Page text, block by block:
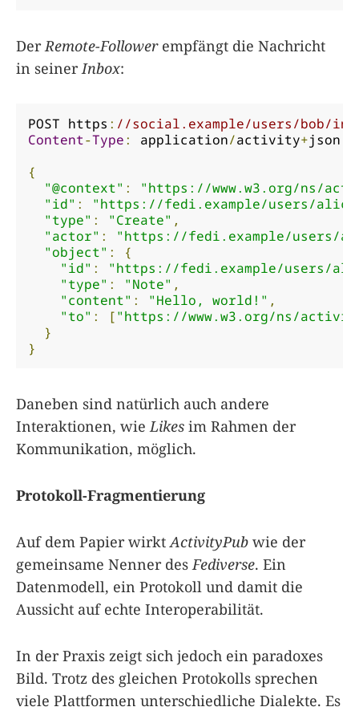
Der Remote-Followerempfängt die Nachricht
in seiner Inbox:
POST https : //social.example/users/bob/
Content-Type: application/activity+json
{
"@context" :
"https://www.w3.org/ns/
"id" :
"https://fedi.example/users/
"type" : "Create" ,
"actor" :
"https://fedi.example/users/
"object" :
{
"id" :
"https://fedi.example/users/
"type" : "Note" ,
"content" : "Hello, world!" ,
"to" : ["https://www.w3.org/ns/
}
}
Daneben sind natürlich auch andere
Interaktionen, wie Likes im Rahmen der
Kommunikation, möglich.
Protokoll-Fragmentierung
Auf dem Papier wirkt ActivityPub wie der
gemeinsame Nenner des Fediverse. Ein
Datenmodell, ein Protokoll und damit die
Aussicht auf echte Interoperabilität.
In der Praxis zeigt sich jedoch ein paradoxes
Bild. Trotz des gleichen Protokolls sprechen
viele Plattformen unterschiedliche Dialekte. Es